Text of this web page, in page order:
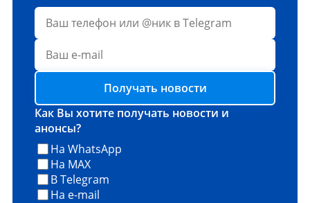
Получать новости
Как Вы хотите получать новости и
анонсы?
На WhatsApp
На MAX
В Telegram
На e-mail